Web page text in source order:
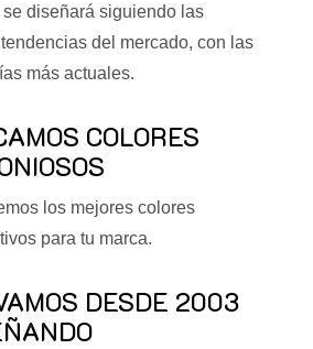
se diseñará siguiendo las
del mercado, con las
más actuales.
COLORES
los mejores colores
para tu marca.
DESDE 2003